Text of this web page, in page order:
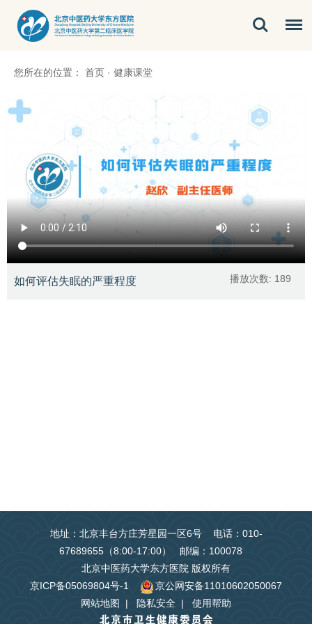
您所在的位置： 首页 · 健康课堂
如何评估失眠的严重程度 播放次数: 189
地址：北京丰台方庄芳星园一区6号 电话：010-
67689655（8:00-17:00） 邮编：100078
北京中医药大学东方医院 版权所有
京ICP备05069804号-1
京公网安备11010602050067
网站地图
| 隐私安全 | 使用帮助